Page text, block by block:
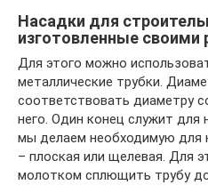
Насадки для
изготовленные своими
Для этого можно
металлические трубки.
соответствовать диаметру
него. Один конец служит для
мы делаем необходимую для
– плоская или щелевая. Для
молотком сплющить трубу